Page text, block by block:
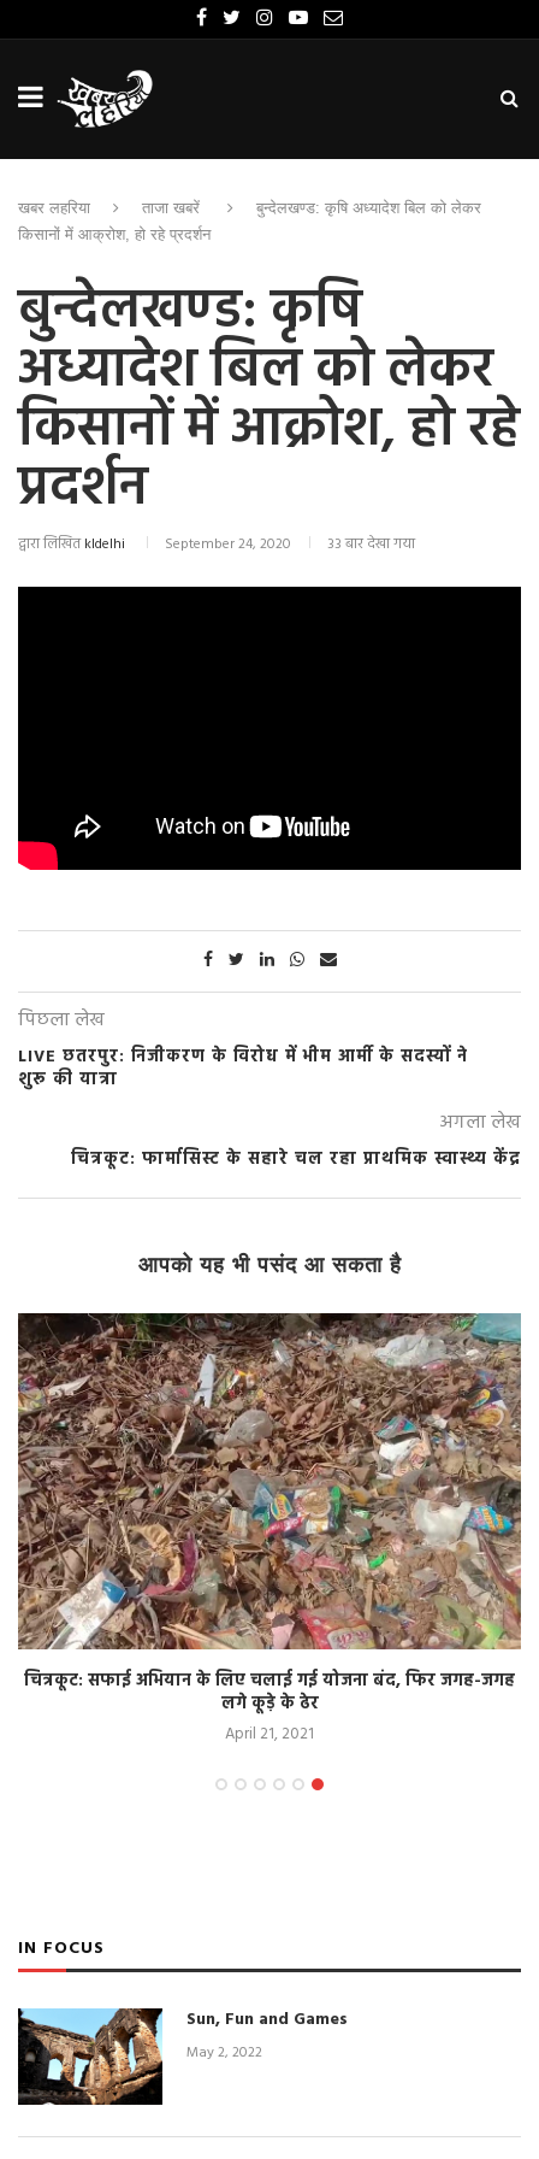
खबर लहरिया ताजा खबरें
बुन्देलखण्ड: कृषि अध्यादेश बिल को लेकर
किसानों में आक्रोश, हो रहे प्रदर्शन
बुन्देलखण्ड: कृषि
अध्यादेश बिल को लेकर
किसानों में आक्रोश, हो रहे
प्रदर्शन
द्वारा लिखितkldelhi September 24, 2020 33 बार देखा गया
पिछला लेख
LIVE छतरपुर: निजीकरण के विरोध में भीम आर्मी के सदस्यों ने
शुरू की यात्रा
अगला लेख
चित्रकूट: फार्मासिस्ट के सहारे चल रहा प्राथमिक स्वास्थ्य केंद्र
आपको यह भी पसंद आ सकता है
चित्रकूट: सफाई अभियान के लिए चलाई गई योजना बंद, फिर जगह-जगह
लगे कूड़े के ढेर
April 21, 2021
IN FOCUS
Sun, Fun and Games
May 2, 2022